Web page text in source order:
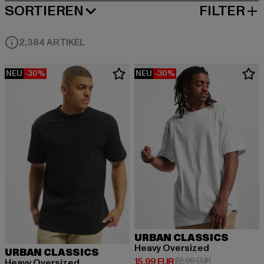
SORTIEREN
BELIEBTESTE FILTER
2,384 ARTIKEL
NEU -30%
URBAN CLASSICS
NEU -30%
URBAN CLASSICS
Heavy Oversized
Derzeitiger Preis: 15,99 EUR
22,99 EURAktionspreis: